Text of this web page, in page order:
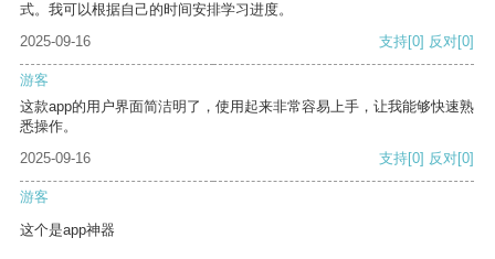
式。我可以根据自己的时间安排学习进度。
2025-09-16
支持[0] 反对[0]
游客
这款app的用户界面简洁明了，使用起来非常容易上手，让我能够快速熟
悉操作。
2025-09-16
支持[0] 反对[0]
游客
这个是app神器